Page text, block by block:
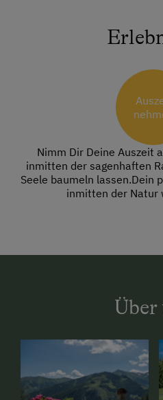
Nimm Dir Deine Auszeit
inmitten der sagenhaften
Seele baumeln lassen.Dein
inmitten der Natur
Über